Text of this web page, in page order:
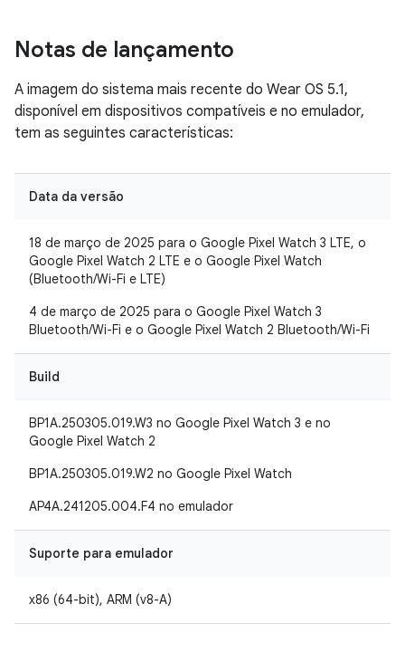
Notas de lançamento
A imagem do sistema mais recente do Wear OS 5.1,
disponível em dispositivos compatíveis e no emulador,
tem as seguintes características:
Data da versão
18 de março de 2025 para o Google Pixel Watch 3 LTE, o
Google Pixel Watch 2 LTE e o Google Pixel Watch
(Bluetooth/Wi-Fi e LTE)
4 de março de 2025 para o Google Pixel Watch 3
Bluetooth/Wi-Fi e o Google Pixel Watch 2 Bluetooth/Wi-Fi
Build
BP1A.250305.019.W3 no Google Pixel Watch 3 e no
Google Pixel Watch 2
BP1A.250305.019.W2 no Google Pixel Watch
AP4A.241205.004.F4 no emulador
Suporte para emulador
x86 (64-bit), ARM (v8-A)